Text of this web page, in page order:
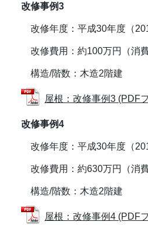
改修事例3
改修年度：平成30年度（
改修費用：約100万円（消費
構造/階数：木造2階建
屋根：改修事例3 (PDF
改修事例4
改修年度：平成30年度（
改修費用：約630万円（消費
構造/階数：木造2階建
屋根：改修事例4 (PDF